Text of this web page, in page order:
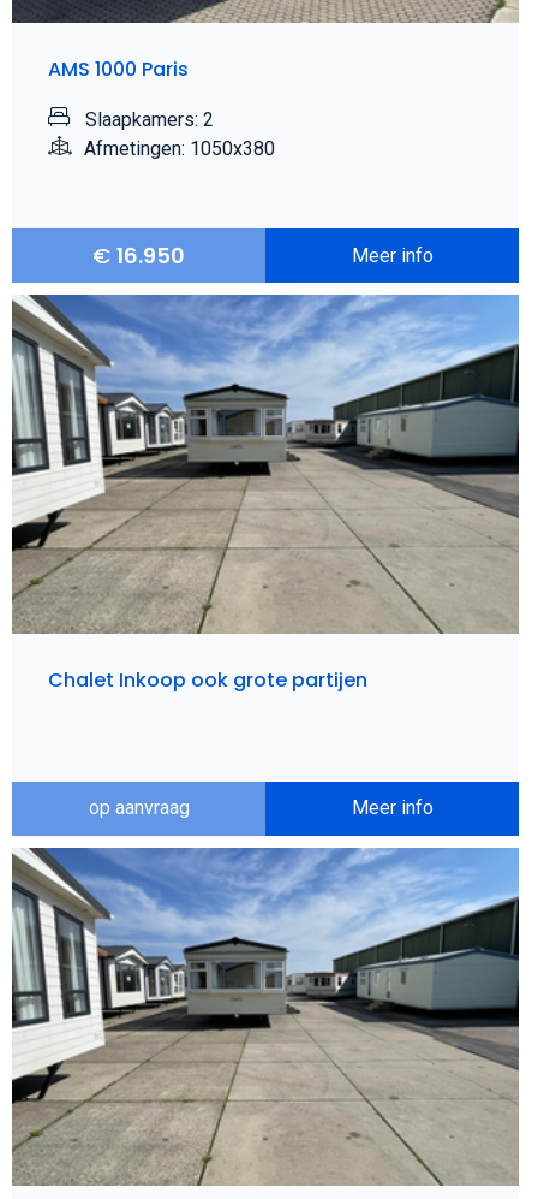
AMS 1000 Paris
Slaapkamers: 2
Afmetingen: 1050x380
€ 16.950 Meer info
Chalet Inkoop ook grote partijen
op aanvraag Meer info